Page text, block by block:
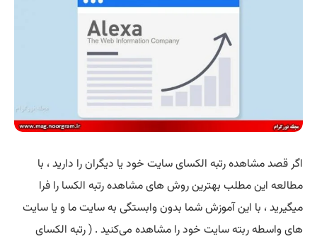
اگر قصد مشاهده رتبه الکسای سایت خود یا دیگران را دارید ، با
مطالعه این مطلب بهترین روش های مشاهده رتبه الکسا را فرا
میگیرید ، با این آموزش شما بدون وابستگی به سایت ما و یا سایت
های واسطه ربته سایت خود را مشاهده می‌کنید . ( رتبه الکسای